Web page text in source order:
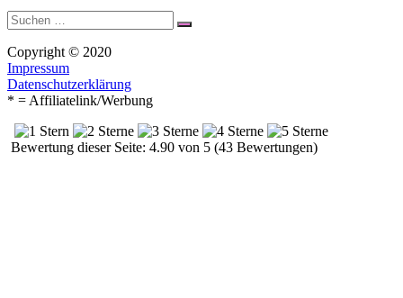
Suche
nach:
Suchen
Copyright © 2020
Impressum
Datenschutzerklärung
* = Affiliatelink/Werbung
Bewertung dieser Seite: 4.90 von 5 (43 Bewertungen)